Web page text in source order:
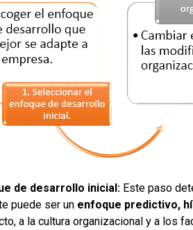
de desarrollo inicial: Este paso
puede ser un enfoque predictivo,
a la cultura organizacional y a los